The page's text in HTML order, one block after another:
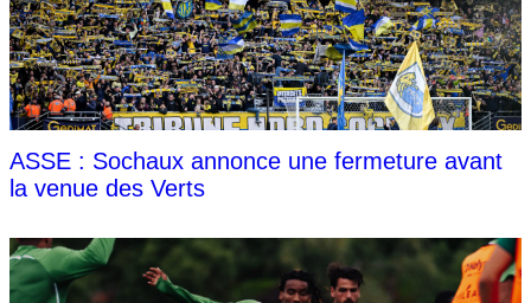
ASSE : Sochaux annonce une fermeture avant
la venue des Verts